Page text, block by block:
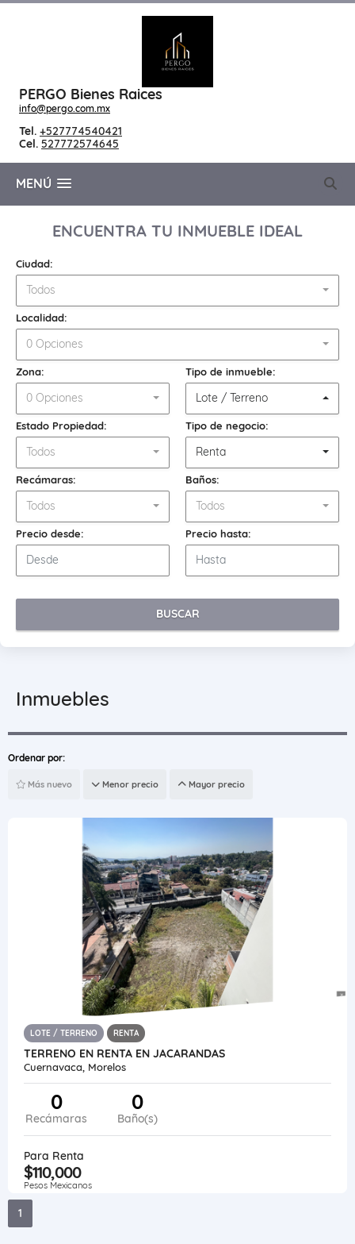
PERGO Bienes Raices
info@pergo.com.mx
Tel. +527774540421
Cel. 527772574645
MENÚ
ENCUENTRA TU INMUEBLE IDEAL
Ciudad:
Todos
Localidad:
0 Opciones
Zona:
0 Opciones
Tipo de inmueble:
Lote / Terreno
Estado Propiedad:
Todos
Tipo de negocio:
Renta
Recámaras:
Todos
Baños:
Todos
Precio desde: Precio hasta:
BUSCAR
Inmuebles
Ordenar por:
Más nuevo Menor precio Mayor precio
LOTE / TERRENO RENTA
TERRENO EN RENTA EN JACARANDAS
Cuernavaca, Morelos
0
Recámaras
0
Baño(s)
Para Renta
$110,000
Pesos Mexicanos
1